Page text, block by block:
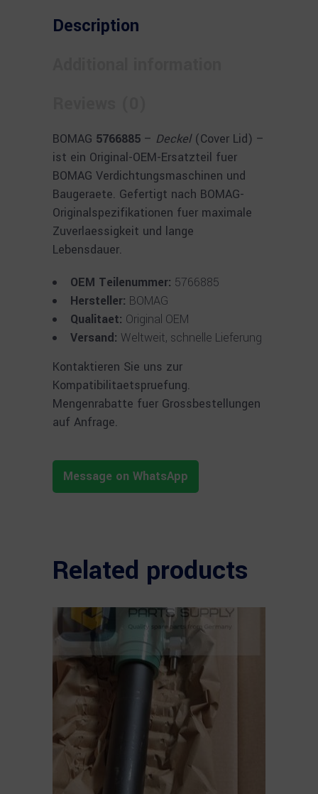
Description
BOMAG 5766885 – Deckel(Cover Lid) –
ist ein Original-OEM-Ersatzteil fuer
BOMAG Verdichtungsmaschinen und
Baugeraete. Gefertigt nach BOMAG-
Originalspezifikationen fuer maximale
Zuverlaessigkeit und lange
Lebensdauer.
OEM Teilenummer: 5766885
Hersteller: BOMAG
Qualitaet: Original OEM
Versand: Weltweit, schnelle Lieferung
Kontaktieren Sie uns zur
Kompatibilitaetspruefung.
Mengenrabatte fuer Grossbestellungen
auf Anfrage.
Message on WhatsApp
Related products